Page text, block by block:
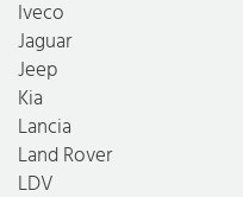
Iveco
Jaguar
Jeep
Kia
Lancia
Land Rover
LDV